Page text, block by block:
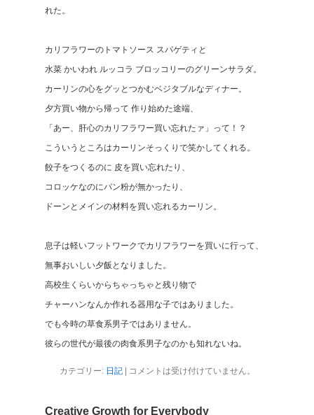
れた。
カリフラワーのトマトソース スパゲティと
水菜 かいわれ ルッコラ ブロッコリーのグリーンサラダ。
カーリンの心をグッとつかむベジタブルなディナー。
夕方買い物から帰って 作り始めた途端、
「あー、肝心のカリフラワー買い忘れたァ」って！？
こういうところはカーリンそっくりで笑かしてくれる。
餃子をつくるのに 皮を買い忘れたり、
コロッケなのにパン粉が無かったり、
ドーンとメインの材料を買い忘れるカーリン。
息子は軽いフットワークでカリフラワーを買いに行って、
無事おいしい夕飯となりました。
高校生くらいからちゃっちゃと残り物で
チャーハンなんか作れる器用な子ではありました。
でも今時の草食系男子ではありません。
彼らの世代が最後の肉食系男子なのかも知れないね。
カテゴリー: 日記| コメントは受け付けていません。
Creative Growth for Everybody